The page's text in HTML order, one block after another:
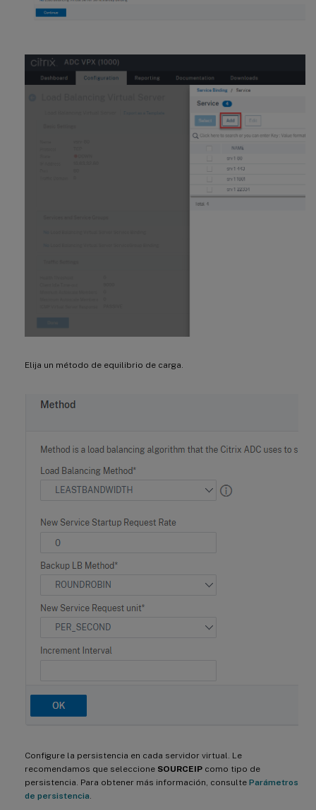
Elija un método de equilibrio de carga.
Configure la persistencia en cada servidor virtual. Le
recomendamos que seleccione SOURCEIP como tipo de
persistencia. Para obtener más información, consulte Parámetros
de persistencia.